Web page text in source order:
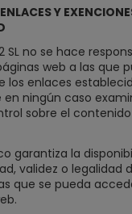
Y
SL no se hace
web a las que
los enlaces
ningún caso
sobre el
garantiza la
validez o legalidad
que se pueda